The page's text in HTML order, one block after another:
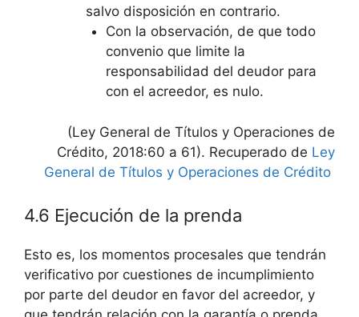
salvo disposición en contrario.
Con la observación, de que todo
convenio que limite la
responsabilidad del deudor para
con el acreedor, es nulo.
(Ley General de Títulos y Operaciones de
Crédito, 2018:60 a 61). Recuperado de Ley
General de Títulos y Operaciones de Crédito
4.6 Ejecución de la prenda
Esto es, los momentos procesales que tendrán
verificativo por cuestiones de incumplimiento
por parte del deudor en favor del acreedor, y